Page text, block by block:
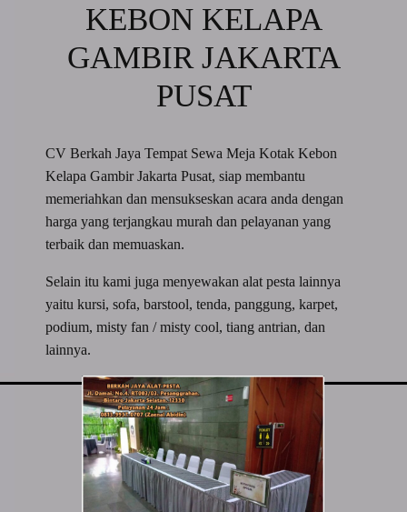
KEBON KELAPA
GAMBIR JAKARTA
PUSAT
CV Berkah Jaya Tempat Sewa Meja Kotak Kebon
Kelapa Gambir Jakarta Pusat, siap membantu
memeriahkan dan mensukseskan acara anda dengan
harga yang terjangkau murah dan pelayanan yang
terbaik dan memuaskan.
Selain itu kami juga menyewakan alat pesta lainnya
yaitu kursi, sofa, barstool, tenda, panggung, karpet,
podium, misty fan / misty cool, tiang antrian, dan
lainnya.